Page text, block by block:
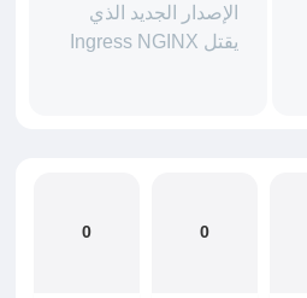
الإصدار الجديد الذي
يقتل Ingress NGINX
0
0